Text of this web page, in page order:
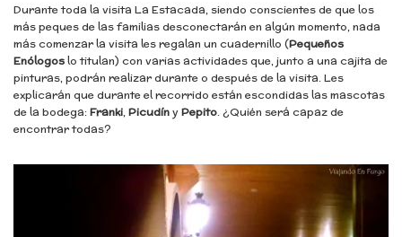
Durante toda la visita La Estacada, siendo conscientes de que los
más peques de las familias desconectarán en algún momento, nada
más comenzar la visita les regalan un cuadernillo (Pequeños
Enólogoslo titulan) con varias actividades que, junto a una cajita de
pinturas, podrán realizar durante o después de la visita. Les
explicarán que durante el recorrido están escondidas las mascotas
de la bodega:Franki,Picudíny Pepito. ¿Quién será capaz de
encontrar todas?